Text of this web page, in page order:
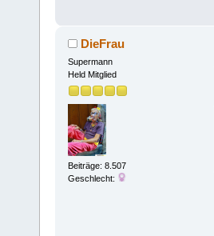
DieFrau
Supermann
Held Mitglied
Beiträge: 8.507
Geschlecht: